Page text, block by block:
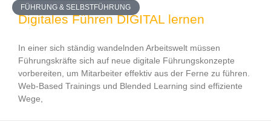
FÜHRUNG & SELBSTFÜHRUNG
Digitales Führen DIGITAL lernen
In einer sich ständig wandelnden Arbeitswelt müssen
Führungskräfte sich auf neue digitale Führungskonzepte
vorbereiten, um Mitarbeiter effektiv aus der Ferne zu führen.
Web-Based Trainings und Blended Learning sind effiziente
Wege,